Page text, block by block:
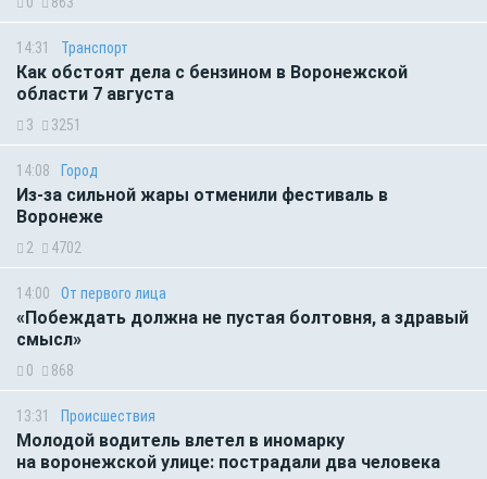
14:31 Транспорт
Как обстоят дела с бензином в Воронежской
области 7 августа
3 3251
14:08 Город
Из-за сильной жары отменили фестиваль в
Воронеже
2 4702
14:00 От первого лица
«Побеждать должна не пустая болтовня, а здравый
смысл»
0 868
13:31 Происшествия
Молодой водитель влетел в иномарку
на воронежской улице: пострадали два человека